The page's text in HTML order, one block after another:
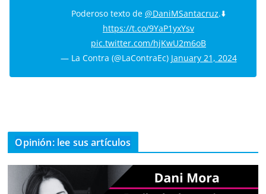
Poderoso texto de @DaniMSantacruz.⬇️
https://t.co/9YaP1yxYsv
pic.twitter.com/hjKwU2m6oB
— La Contra (@LaContraEc) January 21, 2024
Opinión: lee sus artículos